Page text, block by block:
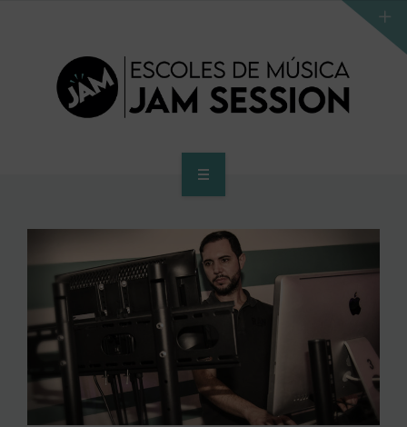
PROGRAMA DE ACCESO AL SUPERIOR
CENTRO SUPERIOR
FUNDACIÓN JAM